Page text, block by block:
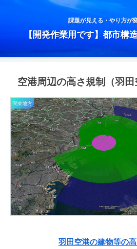
課題が見える・やり方が
【開発作業用です】都市構
空港周辺の高さ規制（羽田
関東地方
羽田空港の建物等の